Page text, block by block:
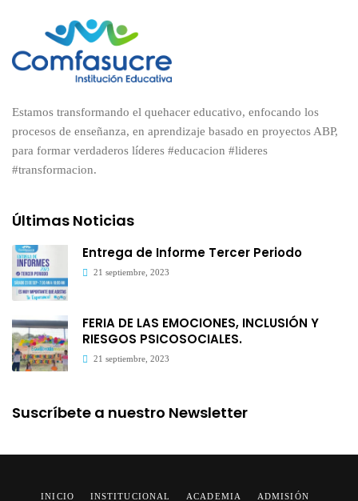
Estamos transformando el quehacer educativo, enfocando los
procesos de enseñanza, en aprendizaje basado en proyectos ABP,
para formar verdaderos líderes #educacion #lideres
#transformacion.
Últimas Noticias
Entrega de Informe Tercer Periodo
21 septiembre, 2023
FERIA DE LAS EMOCIONES, INCLUSIÓN Y
RIESGOS PSICOSOCIALES.
21 septiembre, 2023
Suscríbete a nuestro Newsletter
INICIO INSTITUCIONAL ACADEMIA ADMISIÓN